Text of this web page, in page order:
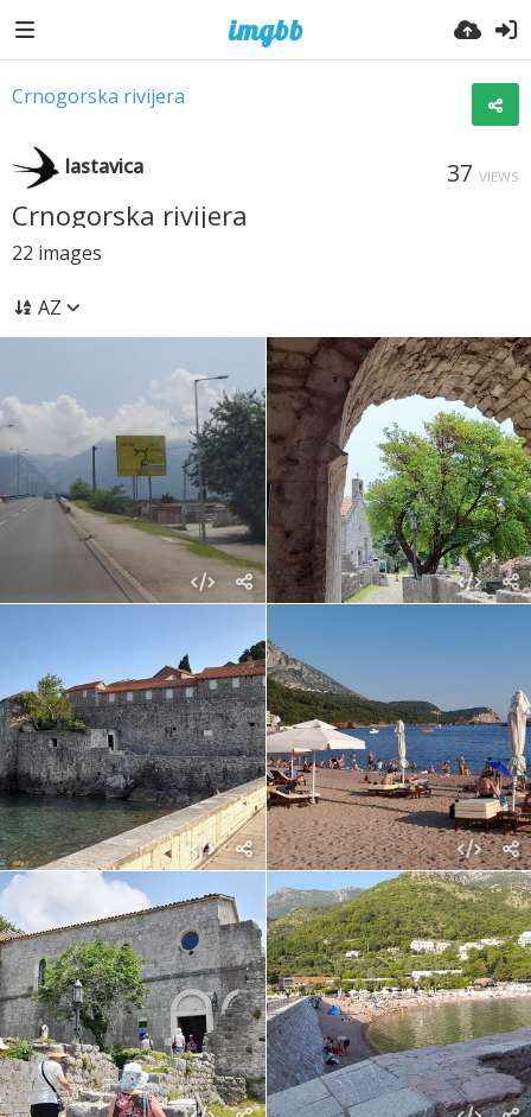
Crnogorska rivijera
lastavica 37 VIEWS
Crnogorska rivijera
22 images
AZ